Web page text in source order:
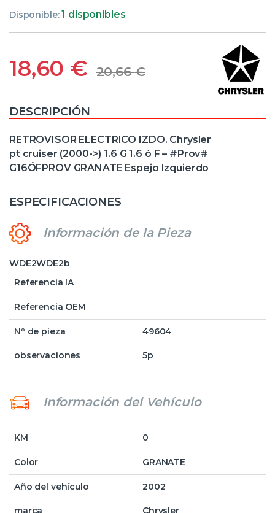
Disponible:1 disponibles
18,60 € 20,66€
DESCRIPCIÓN
RETROVISOR ELECTRICO IZDO. Chrysler
pt cruiser (2000->) 1.6 G 1.6 ó F – #Prov#
G16ÓFPROV GRANATE Espejo Izquierdo
ESPECIFICACIONES
Información de la Pieza
WDE2WDE2b
Referencia IA
Referencia OEM
Nº de pieza 49604
observaciones 5p
Información del Vehículo
KM 0
Color GRANATE
Año del vehículo 2002